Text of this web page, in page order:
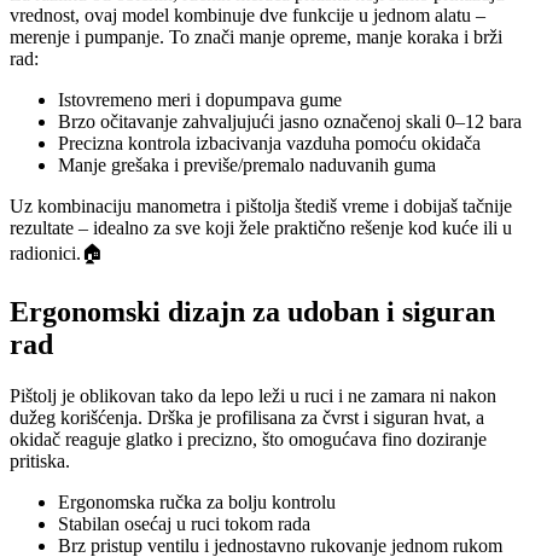
vrednost, ovaj model kombinuje dve funkcije u jednom alatu –
merenje i pumpanje. To znači manje opreme, manje koraka i brži
rad:
Istovremeno meri i dopumpava gume
Brzo očitavanje zahvaljujući jasno označenoj skali 0–12 bara
Precizna kontrola izbacivanja vazduha pomoću okidača
Manje grešaka i previše/premalo naduvanih guma
Uz kombinaciju manometra i pištolja štediš vreme i dobijaš tačnije
rezultate – idealno za sve koji žele praktično rešenje kod kuće ili u
radionici.🏠
Ergonomski dizajn za udoban i siguran
rad
Pištolj je oblikovan tako da lepo leži u ruci i ne zamara ni nakon
dužeg korišćenja. Drška je profilisana za čvrst i siguran hvat, a
okidač reaguje glatko i precizno, što omogućava fino doziranje
pritiska.
Ergonomska ručka za bolju kontrolu
Stabilan osećaj u ruci tokom rada
Brz pristup ventilu i jednostavno rukovanje jednom rukom